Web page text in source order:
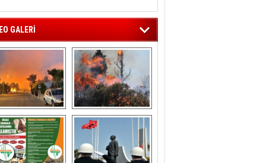
GALERİ
‘da  otluk
alanda çıkan
yangın evlere
sıçramadan
söndürüldü
Aliağa'nın Ciğerleri